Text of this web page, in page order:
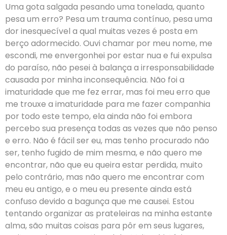
Uma gota salgada pesando uma tonelada, quanto
pesa um erro? Pesa um trauma contínuo, pesa uma
dor inesquecível a qual muitas vezes é posta em
berço adormecido. Ouvi chamar por meu nome, me
escondi, me envergonhei por estar nua e fui expulsa
do paraíso, não pesei à balança a irresponsabilidade
causada por minha inconsequência. Não foi a
imaturidade que me fez errar, mas foi meu erro que
me trouxe a imaturidade para me fazer companhia
por todo este tempo, ela ainda não foi embora
percebo sua presença todas as vezes que não penso
e erro. Não é fácil ser eu, mas tenho procurado não
ser, tenho fugido de mim mesma, e não quero me
encontrar, não que eu queira estar perdida, muito
pelo contrário, mas não quero me encontrar com
meu eu antigo, e o meu eu presente ainda está
confuso devido a bagunça que me causei. Estou
tentando organizar as prateleiras na minha estante
alma, são muitas coisas para pôr em seus lugares,